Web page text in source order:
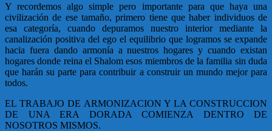
Y recordemos algo simple pero importante para que haya una
civilización de ese tamaño, primero tiene que haber individuos de
esa categoría, cuando depuramos nuestro interior mediante la
canalización positiva del ego el equilibrio que logramos se expande
hacia fuera dando armonía a nuestros hogares y cuando existan
hogares donde reina el Shalom esos miembros de la familia sin duda
que harán su parte para contribuir a construir un mundo mejor para
todos.
EL TRABAJO DE ARMONIZACION Y LA CONSTRUCCION
DE UNA ERA DORADA COMIENZA DENTRO DE
NOSOTROS MISMOS.